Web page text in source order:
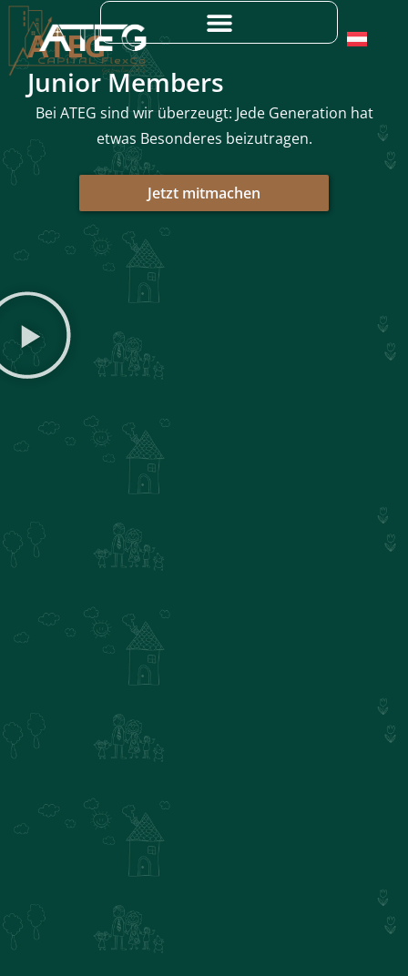
Skip
contentATEG
Junior Members
Bei ATEG sind wir überzeugt: Jede Generation hat
etwas Besonderes beizutragen.
Jetzt mitmachen